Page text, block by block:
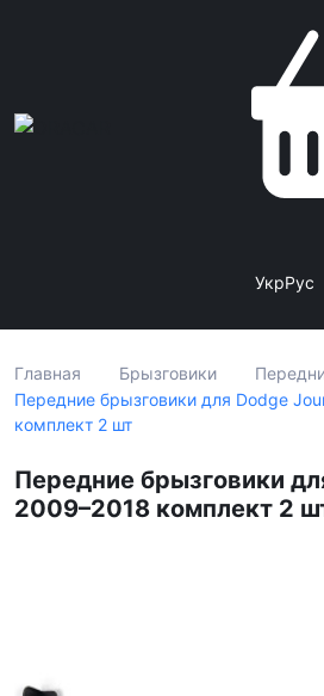
УкрРус
Главная Брызговики
Передние брызговики для Dodge
комплект 2 шт
Передние брызговики
2009–2018 комплект 2